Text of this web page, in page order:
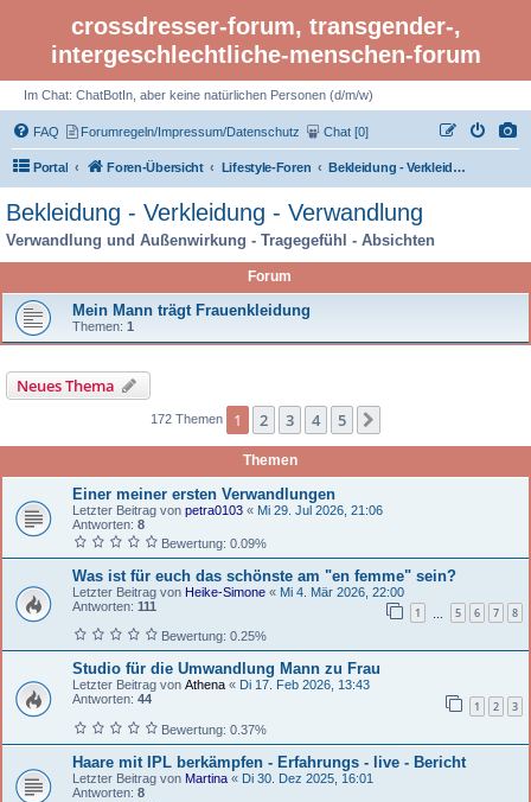
crossdresser-forum, transgender-,
intergeschlechtliche-menschen-forum
Im Chat: ChatBotIn, aber keine natürlichen Personen (d/m/w)
FAQ Forumregeln/Impressum/Datenschutz Chat [0]
Portal Foren-Übersicht Lifestyle-Foren Bekleidung - Verkleidung - Verwandlung
Bekleidung - Verkleidung - Verwandlung
Verwandlung und Außenwirkung - Tragegefühl - Absichten
Forum
Mein Mann trägt Frauenkleidung
Themen: 1
Neues Thema
172 Themen 1 2 3 4 5
Themen
Einer meiner ersten Verwandlungen
Letzter Beitrag von petra0103 « Mi 29. Jul 2026, 21:06
Antworten: 8
Bewertung: 0.09%
Was ist für euch das schönste am "en femme" sein?
Letzter Beitrag von Heike-Simone « Mi 4. Mär 2026, 22:00
Antworten: 111 1 5 6 7 8
Bewertung: 0.25%
Studio für die Umwandlung Mann zu Frau
Letzter Beitrag von Athena « Di 17. Feb 2026, 13:43
Antworten: 44 1 2 3
Bewertung: 0.37%
Haare mit IPL berkämpfen - Erfahrungs - live - Bericht
Letzter Beitrag von Martina « Di 30. Dez 2025, 16:01
Antworten: 8